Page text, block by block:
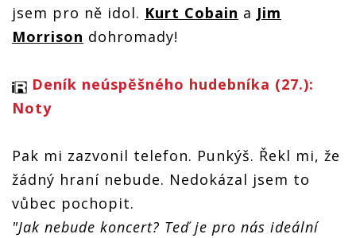
jsem pro ně idol. Kurt Cobain a Jim
Morrison dohromady!
Deník neúspěšného hudebníka (27.):
Noty
Pak mi zazvonil telefon. Punkýš. Řekl mi, že
žádný hraní nebude. Nedokázal jsem to
vůbec pochopit.
"Jak nebude koncert? Teď je pro nás ideální